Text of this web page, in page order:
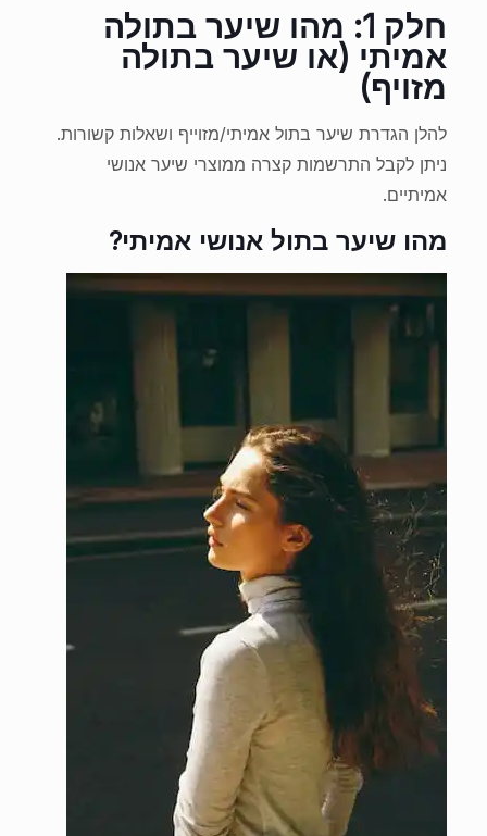
חלק 1: מהו שיער בתולה
אמיתי (או שיער בתולה
מזויף)
להלן הגדרת שיער בתול אמיתי/מזוייף ושאלות קשורות.
ניתן לקבל התרשמות קצרה ממוצרי שיער אנושי
אמיתיים.
מהו שיער בתול אנושי אמיתי?